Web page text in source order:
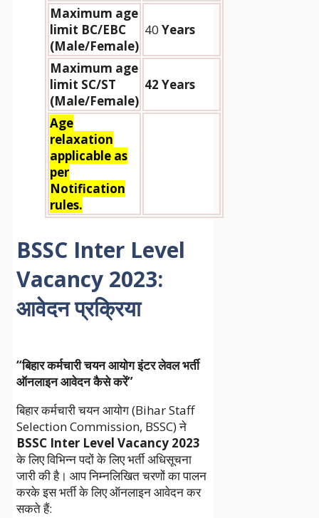
Maximum age
limit BC/EBC
(Male/Female)
40 Years
Maximum age
limit SC/ST
(Male/Female)
42 Years
Age
relaxation
applicable as
per
Notification
rules.
BSSC Inter Level
Vacancy 2023:
आवेदन प्रक्रिया
“बिहार कर्मचारी चयन आयोग इंटर लेवल भर्ती
ऑनलाइन आवेदन कैसे करें”
बिहार कर्मचारी चयन आयोग (Bihar Staff
Selection Commission, BSSC) ने
BSSC Inter Level Vacancy 2023
के लिए विभिन्न पदों के लिए भर्ती अधिसूचना
जारी की है। आप निम्नलिखित चरणों का पालन
करके इस भर्ती के लिए ऑनलाइन आवेदन कर
सकते हैं: